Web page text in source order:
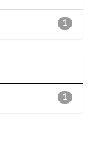
1
1